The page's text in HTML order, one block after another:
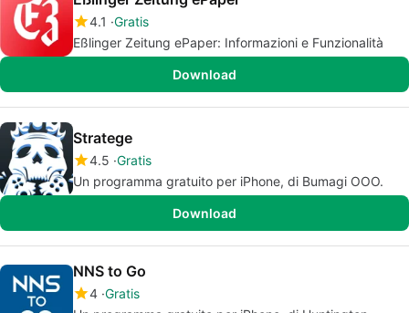
4.1 Gratis
Eßlinger Zeitung ePaper: Informazioni e Funzionalità
Download
Stratege
4.5 Gratis
Un programma gratuito per iPhone, di Bumagi OOO.
Download
NNS to Go
4 Gratis